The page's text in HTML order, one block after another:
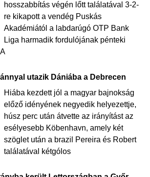
hosszabbítás végén lőtt találatával 3-2-
re kikapott a vendég Puskás
Akadémiától a labdarúgó OTP Bank
Liga harmadik fordulójának pénteki
utazik Dániába a Debrecen
Hiába kezdett jól a magyar bajnokság
előző idényének negyedik helyezettje,
húsz perc után átvette az irányítást az
esélyesebb Köbenhavn, amely két
szöglet után a brazil Pereira és Robert
találatával kétgólos